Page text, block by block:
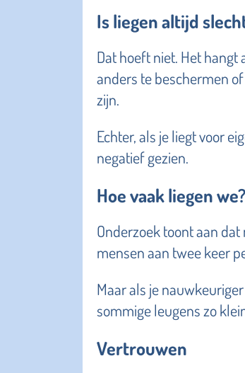
Is liegen altijd
Dat hoeft niet. Het hangt
anders te beschermen
zijn.
Echter, als je liegt voor
negatief gezien.
Hoe vaak liegen we?
Onderzoek toont aan
mensen aan twee keer
Maar als je
sommige leugens zo
Vertrouwen